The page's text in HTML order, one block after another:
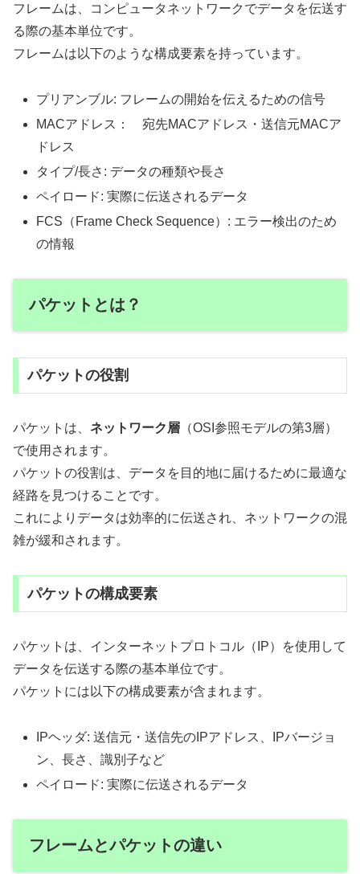
フレームは、コンピュータネットワークでデータを伝送す
る際の基本単位です。
フレームは以下のような構成要素を持っています。
プリアンブル: フレームの開始を伝えるための信号
MACアドレス： 宛先MACアドレス・送信元MACア
ドレス
タイプ/長さ: データの種類や長さ
ペイロード: 実際に伝送されるデータ
FCS（Frame Check Sequence）: エラー検出のため
の情報
パケットとは？
パケットの役割
パケットは、 ネットワーク層 （OSI参照モデルの第3層）
で使用されます。
パケットの役割は、データを目的地に届けるために最適な
経路を見つけることです。
これによりデータは効率的に伝送され、ネットワークの混
雑が緩和されます。
パケットの構成要素
パケットは、インターネットプロトコル（IP）を使用して
データを伝送する際の基本単位です。
パケットには以下の構成要素が含まれます。
IPヘッダ: 送信元・送信先のIPアドレス、IPバージョ
ン、長さ、識別子など
ペイロード: 実際に伝送されるデータ
フレームとパケットの違い